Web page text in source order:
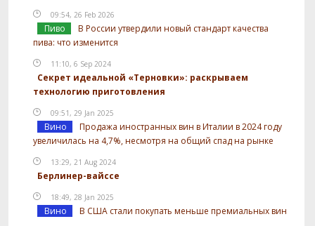
09:54, 26 Feb 2026
Пиво
В России утвердили новый стандарт качества
пива: что изменится
11:10, 6 Sep 2024
Секрет идеальной «Терновки»: раскрываем
технологию приготовления
09:51, 29 Jan 2025
Вино
Продажа иностранных вин в Италии в 2024 году
увеличилась на 4,7%, несмотря на общий спад на рынке
13:29, 21 Aug 2024
Берлинер-вайссе
18:49, 28 Jan 2025
Вино В США стали покупать меньше премиальных вин